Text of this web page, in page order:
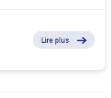
Lire plus